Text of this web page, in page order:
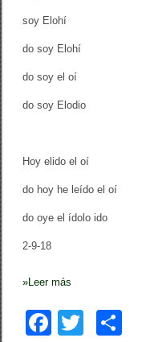
soy Elohí
do soy Elohí
do soy el oí
do soy Elodio
Hoy elido el oí
do hoy he leído el oí
do oye el ídolo ido
2-9-18
»Leer más
F